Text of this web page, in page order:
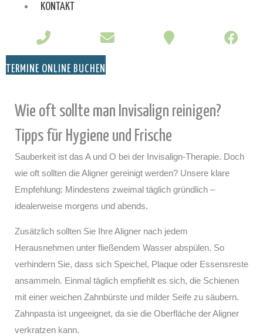
KONTAKT
TERMINE ONLINE BUCHEN
Wie oft sollte man Invisalign reinigen?
Tipps für Hygiene und Frische
Sauberkeit ist das A und O bei der Invisalign-Therapie. Doch
wie oft sollten die Aligner gereinigt werden? Unsere klare
Empfehlung: Mindestens zweimal täglich gründlich –
idealerweise morgens und abends.
Zusätzlich sollten Sie Ihre Aligner nach jedem
Herausnehmen unter fließendem Wasser abspülen. So
verhindern Sie, dass sich Speichel, Plaque oder Essensreste
ansammeln. Einmal täglich empfiehlt es sich, die Schienen
mit einer weichen Zahnbürste und milder Seife zu säubern.
Zahnpasta ist ungeeignet, da sie die Oberfläche der Aligner
verkratzen kann.